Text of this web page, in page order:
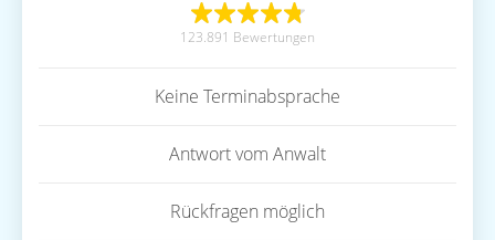
123.891 Bewertungen
Keine Terminabsprache
Antwort vom Anwalt
Rückfragen möglich